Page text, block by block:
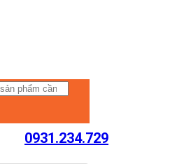
0931.234.729